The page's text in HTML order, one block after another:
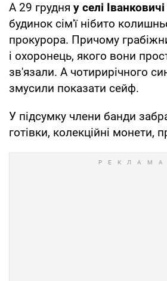
А 29 грудня у селі Іванковичі
будинок сім'ї нібито
прокурора. Причому
і охоронець, якого вони
зв'язали. А чотирирічного
змусили показати сейф.
У підсумку члени банди
готівки, колекційні монети,